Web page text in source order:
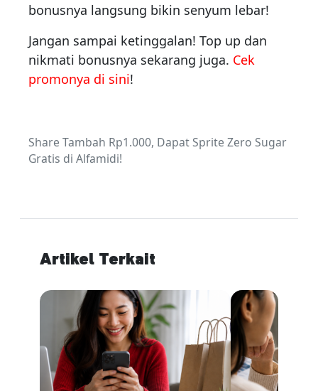
bonusnya langsung bikin senyum lebar!
Jangan sampai ketinggalan! Top up dan
nikmati bonusnya sekarang juga. Cek
promonya di sini!
Share Tambah Rp1.000, Dapat Sprite Zero Sugar
Gratis di Alfamidi!
Artikel Terkait